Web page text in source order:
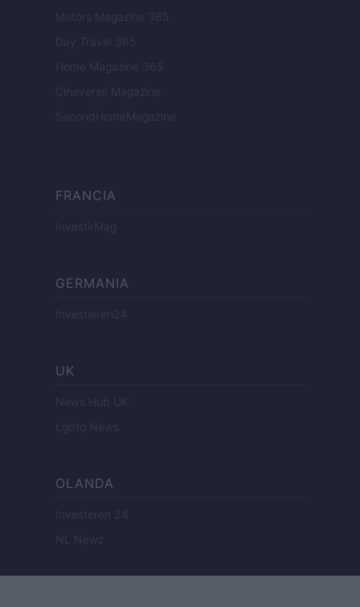
Motors Magazine 365
Day Travel 365
Home Magazine 365
Cineverse Magazine
SecondHomeMagazine
FRANCIA
InvestirMag
GERMANIA
Investieren24
UK
News Hub UK
Lgbtq News
OLANDA
Investeren 24
NL Newz